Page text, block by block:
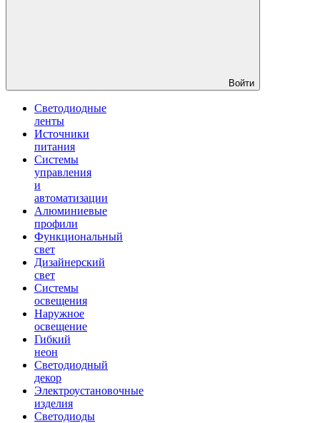
Войти
Светодиодные
ленты
Источники
питания
Системы
управления
и
автоматизации
Алюминиевые
профили
Функциональный
свет
Дизайнерский
свет
Системы
освещения
Наружное
освещение
Гибкий
неон
Светодиодный
декор
Электроустановочные
изделия
Светодиоды